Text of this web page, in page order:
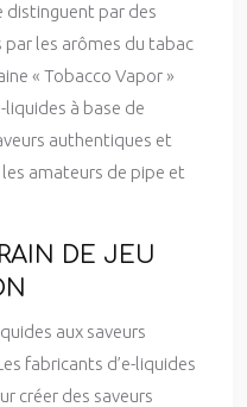
distinguent par des
par les arômes du tabac
« Tobacco Vapor »
à base de
authentiques et
amateurs de pipe et
DE JEU
aux saveurs
fabricants d’e-liquides
créer des saveurs